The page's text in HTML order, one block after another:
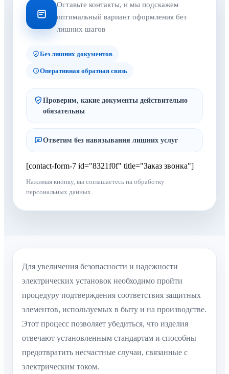
Оставьте контакты, и мы подскажем
оптимальный вариант оформления без
лишних шагов
Без лишних документов
Оперативная обратная связь
Проверим, какие документы действительно
обязательны
Ответим без навязывания лишних услуг
[contact-form-7 id="8321f0f" title="Заказ звонка"]
Нажимая кнопку, вы соглашаетесь на обработку
персональных данных.
Для увеличения безопасности и надежности
электрических установок необходимо пройти
процедуру подтверждения соответствия защитных
элементов, используемых в быту и на производстве.
Этот процесс позволяет убедиться, что изделия
отвечают установленным стандартам и способны
предотвратить несчастные случаи, связанные с
электрическим током.